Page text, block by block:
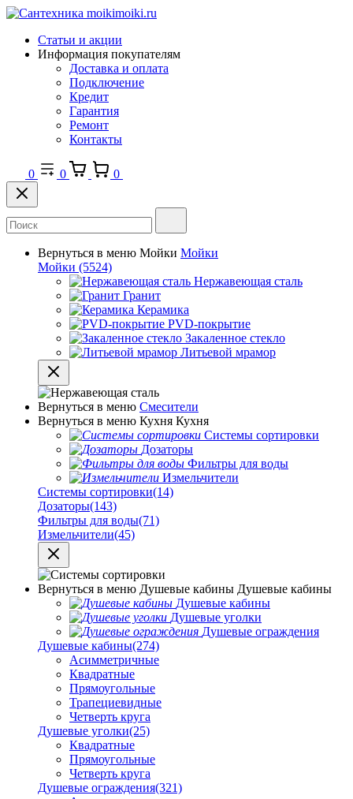
Статьи и акции
Информация покупателям
Доставка и оплата
Подключение
Кредит
Гарантия
Ремонт
Контакты
0 0 0
Вернуться в меню Мойки Мойки
Мойки (5524)
Нержавеющая сталь
Гранит
Керамика
PVD-покрытие
Закаленное стекло
Литьевой мрамор
Вернуться в меню Смесители
Вернуться в меню Кухня Кухня
Системы сортировки
Дозаторы
Фильтры для воды
Измельчители
Системы сортировки(14)
Дозаторы(143)
Фильтры для воды(71)
Измельчители(45)
Вернуться в меню Душевые кабины Душевые кабины
Душевые кабины
Душевые уголки
Душевые ограждения
Душевые кабины(274)
Асимметричные
Квадратные
Прямоугольные
Трапециевидные
Четверть круга
Душевые уголки(25)
Квадратные
Прямоугольные
Четверть круга
Душевые ограждения(321)